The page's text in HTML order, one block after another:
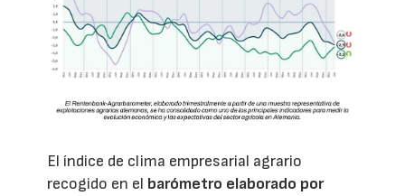
El índice de clima empresarial agrario
recogido en el barómetro elaborado por